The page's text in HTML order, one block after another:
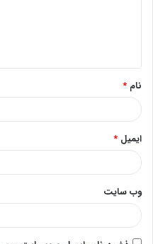
*
نام *
ایمیل *
وب‌ سایت